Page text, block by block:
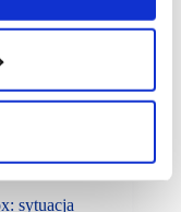
sytuacja